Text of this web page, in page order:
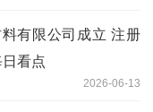
有限公司成立 注册
看点
2026-06-13